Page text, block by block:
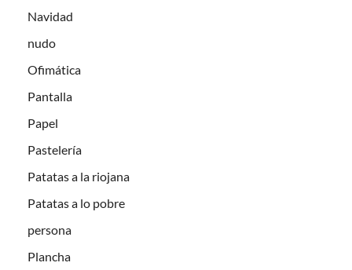
Navidad
nudo
Ofimática
Pantalla
Papel
Pastelería
Patatas a la riojana
Patatas a lo pobre
persona
Plancha